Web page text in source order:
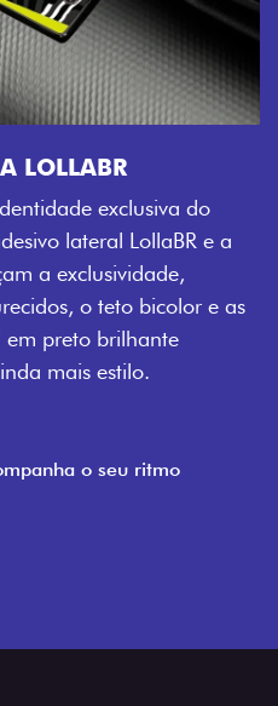
LOLLABR
exclusiva do
lateral LollaBR e a
a exclusividade,
o teto bicolor e as
preto brilhante
mais estilo.
o seu ritmo